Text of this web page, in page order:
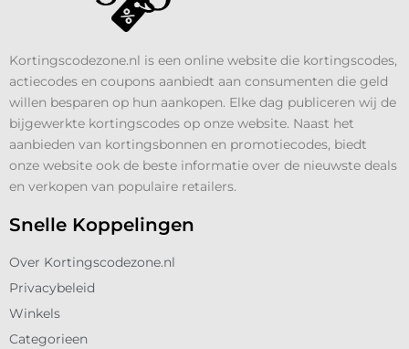
Kortingscodezone.nl is een online website die kortingscodes,
actiecodes en coupons aanbiedt aan consumenten die geld
willen besparen op hun aankopen. Elke dag publiceren wij de
bijgewerkte kortingscodes op onze website. Naast het
aanbieden van kortingsbonnen en promotiecodes, biedt
onze website ook de beste informatie over de nieuwste deals
en verkopen van populaire retailers.
Snelle Koppelingen
Over Kortingscodezone.nl
Privacybeleid
Winkels
Categorieen